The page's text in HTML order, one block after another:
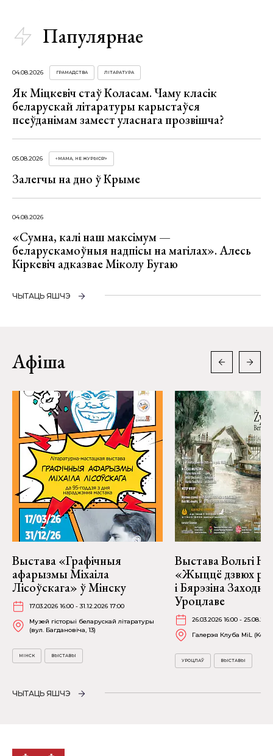
Папулярнае
04.08.2026 ГРАМАДСТВА ЛІТАРАТУРА
Як Міцкевіч стаў Коласам. Чаму класік
беларускай літаратуры карыстаўся
псеўданімам замест уласнага прозвішча?
05.08.2026 «МАМА, НЕ ЖУРЫСЯ!»
Залегчы на дно ў Крыме
04.08.2026
«Сумна, калі наш максімум —
беларускамоўныя надпісы на магілах». Алесь
Кіркевіч адказвае Міколу Бугаю
ЧЫТАЦЬ ЯШЧЭ
Афіша
Выстава «Графічныя
афарызмы Міхаіла
Лісоўскага» ў Мінску
17.03.2026 16:00 - 31.12.2026 17:00
Музей гісторыі беларускай літаратуры
(вул. Багдановіча, 13)
МІНСК ВЫСТАВЫ
Выстава Вольгі
«Жыццё дзвюх
і Бярэзіна
Уроцлаве
26.03.2026 16:00 -
Галерэя Клуба MiL
УРОЦЛАЎ ВЫСТАВЫ
ЧЫТАЦЬ ЯШЧЭ